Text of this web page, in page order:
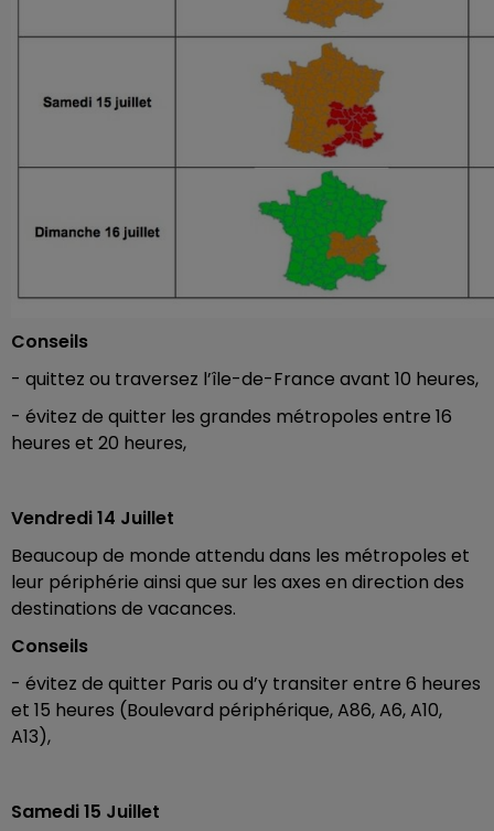
Conseils
- quittez ou traversez l’île-de-France avant 10 heures,
- évitez de quitter les grandes métropoles entre 16
heures et 20 heures,
Vendredi 14 Juillet
Beaucoup de monde attendu dans les métropoles et
leur périphérie ainsi que sur les axes en direction des
destinations de vacances.
Conseils
- évitez de quitter Paris ou d’y transiter entre 6 heures
et 15 heures (Boulevard périphérique, A86, A6, A10,
A13),
Samedi 15 Juillet